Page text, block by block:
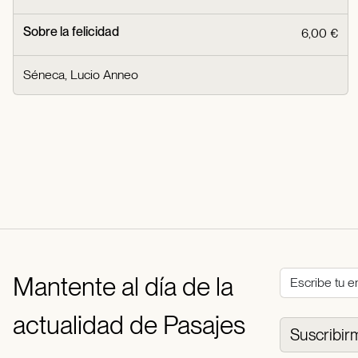
Sobre la felicidad 6,00 €
Séneca, Lucio Anneo
Mantente al día de la
actualidad de Pasajes